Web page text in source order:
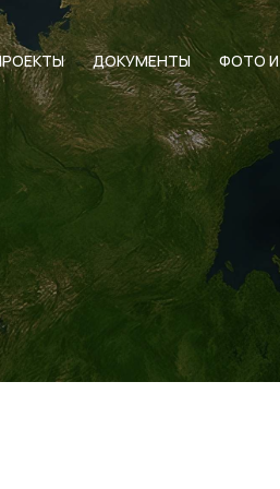
ДОКУМЕНТЫ ФОТО